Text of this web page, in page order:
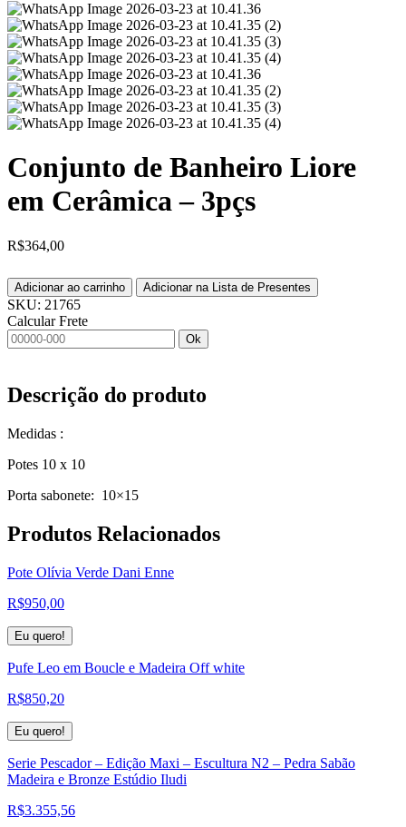
Conjunto de Banheiro Liore
em Cerâmica – 3pçs
R$364,00
Adicionar ao carrinho Adicionar na Lista de Presentes
SKU: 21765
Calcular Frete
Ok
Descrição do produto
Medidas :
Potes 10 x 10
Porta sabonete: 10×15
Produtos Relacionados
Pote Olívia Verde Dani Enne
R$950,00
Eu quero!
Pufe Leo em Boucle e Madeira Off white
R$850,20
Eu quero!
Serie Pescador – Edição Maxi – Escultura N2 – Pedra Sabão
Madeira e Bronze Estúdio Iludi
R$3.355,56